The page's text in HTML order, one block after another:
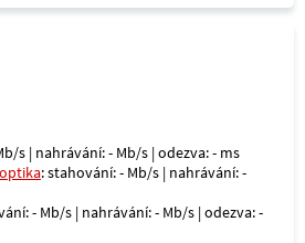
s | nahrávání: - Mb/s | odezva: - ms
: stahování: - Mb/s | nahrávání: -
- Mb/s | nahrávání: - Mb/s | odezva: -